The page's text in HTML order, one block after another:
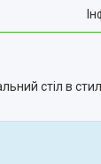
стіл в